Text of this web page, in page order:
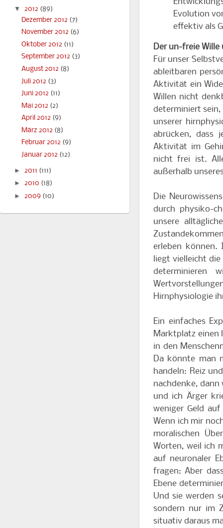
Evolution
effektiv als
Der un-freie
Für unser
ableitbaren
Aktivität ein
Willen nicht
determiniert
unserer
abrücken, dass
Aktivität im
nicht frei ist.
außerhalb
Die
durch physiko-
unsere
erleben können.
liegt vielleicht
determinieren
Hirnphysiologie
Ein einfaches
Marktplatz einen
in den
Da könnte man
handeln: Reiz
nachdenke,
und ich Ärger
weniger Geld
Wenn ich mir
moralischen
Worten, weil ich
auf neuronaler
fragen: Aber
Ebene
Und sie werden
sondern nur im
situativ daraus
▼ 2012 (89)
Dezember 2012 (7)
November 2012 (6)
Oktober 2012 (11)
September 2012 (3)
August 2012 (8)
Juli 2012 (3)
Juni 2012 (11)
Mai 2012 (2)
April 2012 (9)
März 2012 (8)
Februar 2012 (9)
Januar 2012 (12)
► 2011 (111)
► 2010 (18)
► 2009 (10)